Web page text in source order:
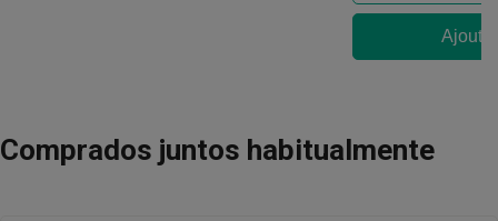
Comprados juntos habitualmente